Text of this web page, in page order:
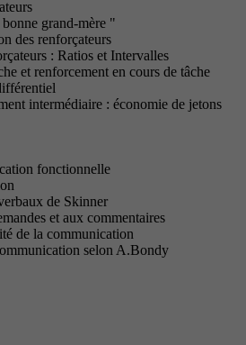
grand-mère "
des renforçateurs
: Ratios et Intervalles
et renforcement en cours de tâche
intermédiaire : économie de jetons
fonctionnelle
de Skinner
et aux commentaires
de la communication
selon A.Bondy